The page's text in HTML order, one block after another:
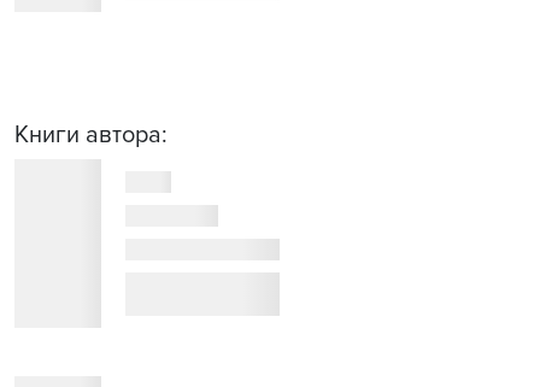
Книги автора: